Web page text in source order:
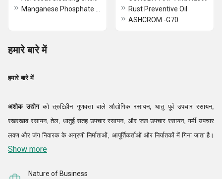
Rust Preventive Oil
ASHCROM -G70
हमारे बारे में
हमारे बारे में
अशोक उद्योगको त्रुटिहीन गुणवत्ता वाले औद्योगिक रसायन, धातु पूर्व उपचार रसायन,
रखरखाव रसायन, तेल, धातुई सतह उपचार रसायन, और जल उपचार रसायन, गर्मी उपचार
लवण और जंग निवारक के अग्रणी निर्माताओं, आपूर्तिकर्ताओं और निर्यातकों में गिना जाता है।
ये उत्पाद हमारे ग्राहकों को हमारे द्वारा निर्मित रसायनों की श्रेणी के बारे में एक सामान्य विचार
Show more
Nature of Business